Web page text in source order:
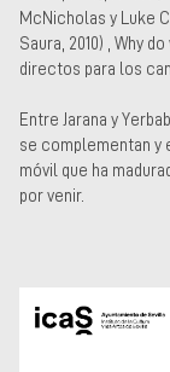
McNicholas y Luke
Saura, 2010) , Why
directos para los
Entre Jarana y
se complementan y
móvil que ha
por venir.